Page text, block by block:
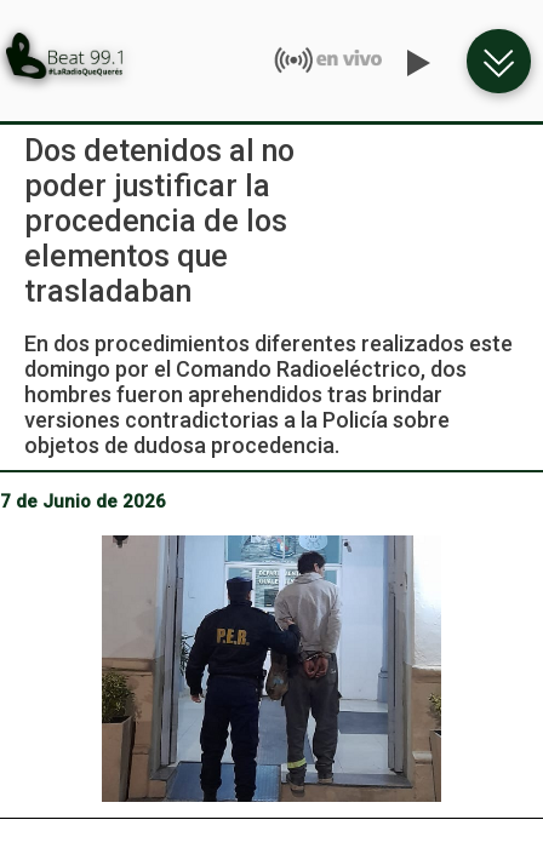
Dos detenidos al no
poder justificar la
procedencia de los
elementos que
trasladaban
En dos procedimientos diferentes realizados este
domingo por el Comando Radioeléctrico, dos
hombres fueron aprehendidos tras brindar
versiones contradictorias a la Policía sobre
objetos de dudosa procedencia.
7 de Junio de 2026